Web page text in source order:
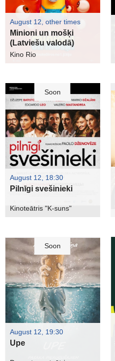
August 12, other times
Minioni un mošķi
(Latviešu valodā)
Kino Rio
Soon
August 12, 18:30
Pilnīgi svešinieki
Kinoteātris "K-suns"
Soon
August 12, 19:30
Upe